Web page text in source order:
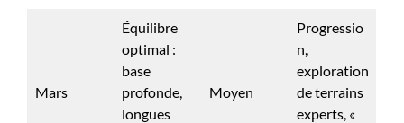
Mars
Équilibre
optimal :
base
profonde,
longues
Moyen
Progressio
n,
exploration
de terrains
experts, «